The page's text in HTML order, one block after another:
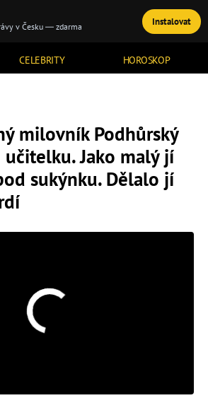
CELEBRITY HOROSKOP
TÉMATA
milovník Podhůrský
Jako malý jí
sukýnku. Dělalo jí
v Česku — zdarma Instalovat